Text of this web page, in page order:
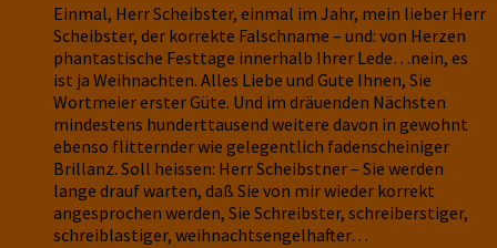
Einmal, Herr Scheibster, einmal im Jahr, mein lieber Herr
Scheibster, der korrekte Falschname – und: von Herzen
phantastische Festtage innerhalb Ihrer Lede…nein, es
ist ja Weihnachten. Alles Liebe und Gute Ihnen, Sie
Wortmeier erster Güte. Und im dräuenden Nächsten
mindestens hunderttausend weitere davon in gewohnt
ebenso flitternder wie gelegentlich fadenscheiniger
Brillanz. Soll heissen: Herr Scheibstner – Sie werden
lange drauf warten, daß Sie von mir wieder korrekt
angesprochen werden, Sie Schreibster, schreiberstiger,
schreiblastiger, weihnachtsengelhafter…